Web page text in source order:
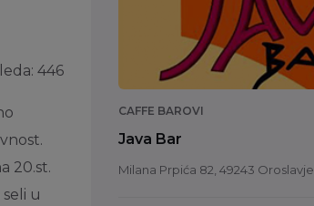
446
20.st.
u
CAFFE BAROVI
Java Bar
Milana Prpića 82, 49243 Oroslavje